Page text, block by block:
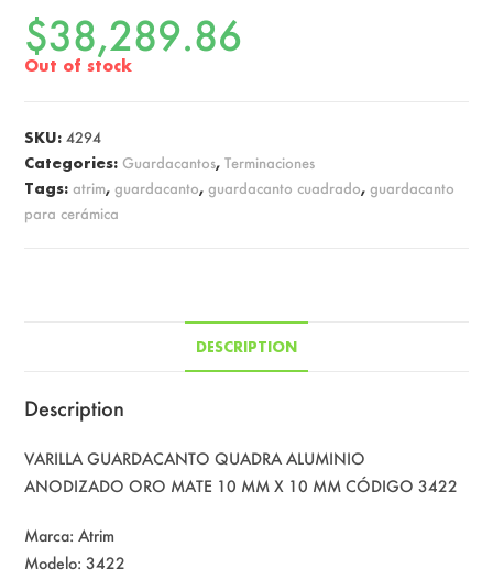
$38,289.86
Out of stock
SKU:4294
Categories: Guardacantos,Terminaciones
Tags:atrim,guardacanto,guardacanto cuadrado,guardacanto
para cerámica
DESCRIPTION
Description
VARILLA GUARDACANTO QUADRA ALUMINIO
ANODIZADO ORO MATE 10 MM X 10 MM CÓDIGO 3422
Marca: Atrim
Modelo: 3422